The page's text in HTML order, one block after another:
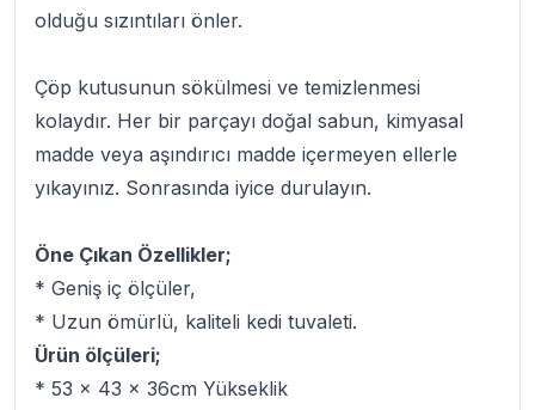
olduğu sızıntıları önler.
Çöp kutusunun sökülmesi ve temizlenmesi
kolaydır. Her bir parçayı doğal sabun, kimyasal
madde veya aşındırıcı madde içermeyen ellerle
yıkayınız. Sonrasında iyice durulayın.
Öne Çıkan Özellikler;
* Geniş iç ölçüler,
* Uzun ömürlü, kaliteli kedi tuvaleti.
Ürün ölçüleri;
* 53 x 43 x 36cm Yükseklik